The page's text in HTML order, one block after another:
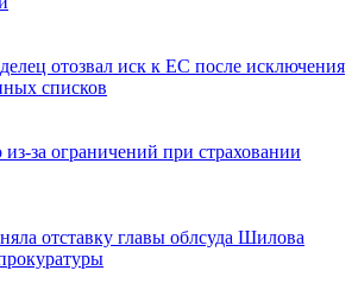
отозвал иск к ЕС после исключения
списков
за ограничений при страховании
отставку главы облсуда Шилова